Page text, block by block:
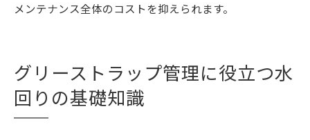
メンテナンス全体のコストを抑えられます。
グリーストラップ管理に役立つ水
回りの基礎知識